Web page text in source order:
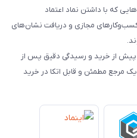
که با داشتن نماد اعتماد
مجازی و دریافت نشان‌های
از خرید و رسیدگی دقیق پس از
مرجع مطمئن و قابل اتکا در خرید